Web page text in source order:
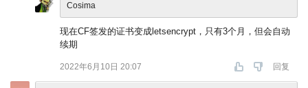
Cosima
现在CF签发的证书变成letsencrypt，只有3个月，但会自动
续期
2022年6月10日 20:07 回复